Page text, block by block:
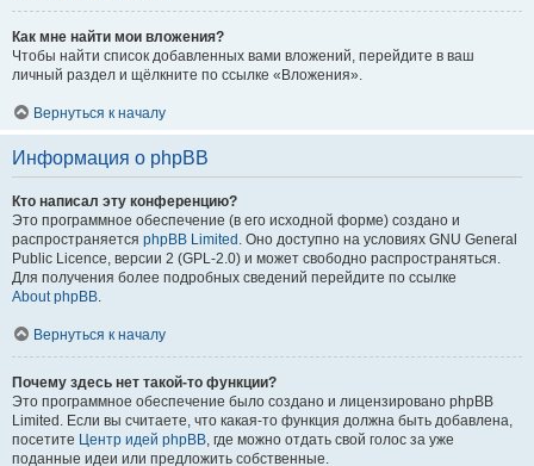
Как мне найти мои вложения?
Чтобы найти список добавленных вами вложений, перейдите в ваш
личный раздел и щёлкните по ссылке «Вложения».
Вернуться к началу
Информация о phpBB
Кто написал эту конференцию?
Это программное обеспечение (в его исходной форме) создано и
распространяется phpBB Limited . Оно доступно на условиях GNU General
Public Licence, версии 2 (GPL-2.0) и может свободно распространяться.
Для получения более подробных сведений перейдите по ссылке
About phpBB.
Вернуться к началу
Почему здесь нет такой-то функции?
Это программное обеспечение было создано и лицензировано phpBB
Limited. Если вы считаете, что какая-то функция должна быть добавлена,
посетите Центр идей phpBB, где можно отдать свой голос за уже
поданные идеи или предложить собственные.